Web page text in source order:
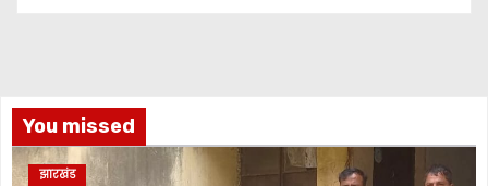
You missed
झारखंड